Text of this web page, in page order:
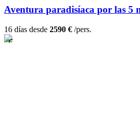
Aventura paradisíaca por las 5
16 días desde 2590 € /pers.